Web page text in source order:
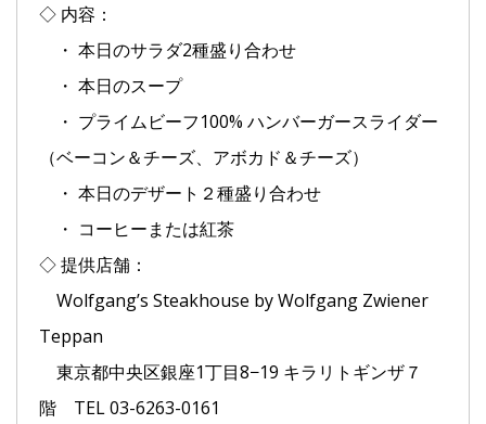
◇ 内容：
・ 本日のサラダ2種盛り合わせ
・ 本日のスープ
・ プライムビーフ100% ハンバーガースライダー
（ベーコン＆チーズ、アボカド＆チーズ）
・ 本日のデザート２種盛り合わせ
・ コーヒーまたは紅茶
◇ 提供店舗：
Wolfgang’s Steakhouse by Wolfgang Zwiener
Teppan
東京都中央区銀座1丁目8−19 キラリトギンザ７
階 TEL 03-6263-0161